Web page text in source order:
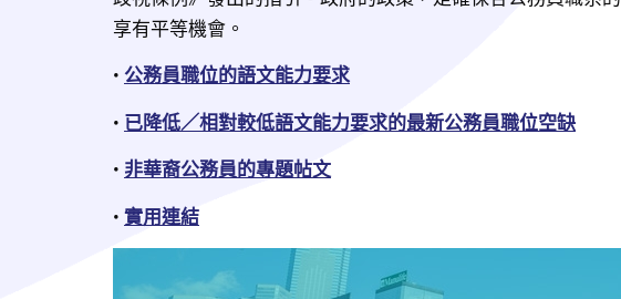
享有平等機會。
• 公務員職位的語文能力要求
• 已降低／相對較低語文能力要求的最新公務員職位空缺
• 非華裔公務員的專題帖文
• 實用連結